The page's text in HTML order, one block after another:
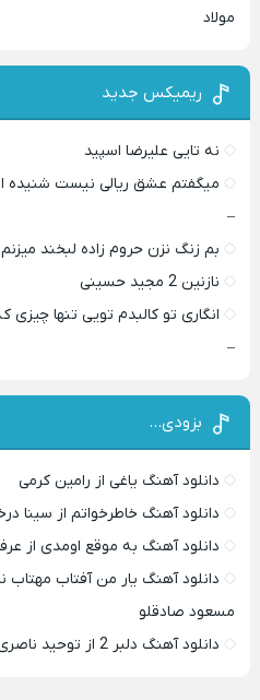
مولاد
ریمیکس جدید
نه تایی علیرضا اسپید
میگفتم عشق ریالی نیست شنیده
–
بم زنگ نزن حروم زاده لبخند
نازنین 2 مجید حسینی
انگاری تو کالبدم تویی تنها
–
بزودی…
دانلود آهنگ یاغی از رامین کرمی
دانلود آهنگ خاطرخواتم از سینا
دانلود آهنگ به موقع اومدی از
دانلود آهنگ یار من آفتاب
مسعود صادقلو
دانلود آهنگ دلبر 2 از توحید ناصری